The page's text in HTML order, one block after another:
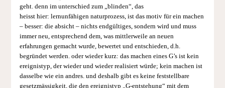
geht. denn im unterschied zum „blinden“, das
heisst hier: lernunfähigen naturprozess, ist das motiv für ein machen
– besser: die absicht – nichts endgültiges, sondern wird und muss
immer neu, entsprechend dem, was mittlerweile an neuen
erfahrungen gemacht wurde, bewertet und entschieden, d.h.
begründet werden. oder wieder kurz: das machen eines G’s ist kein
ereignistyp, der wieder und wieder realisiert würde; kein machen ist
dasselbe wie ein andres. und deshalb gibt es keine feststellbare
gesetzmässigkeit, die den ereignistyp „G-entstehung“ mit dem